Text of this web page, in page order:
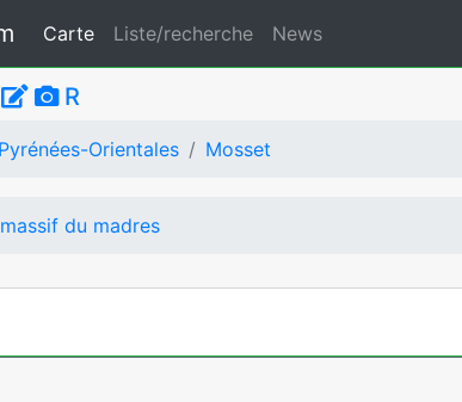
Carte Liste/recherche News
R
Pyrénées-Orientales Mosset
massif du madres